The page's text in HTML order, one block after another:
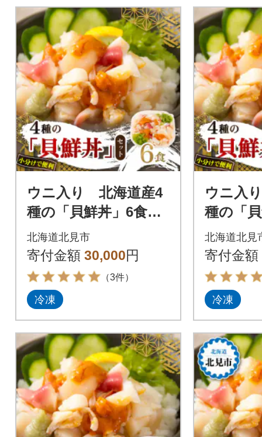
ウニ入り 北海道産4
種の「貝鮮丼」6食セ
ット【ホッキ貝、ツ
ブ貝、ホタテ、う
に】小分けで便利
北海道北見市
寄付金額 30,000円
（3件）
冷凍
ウニ入
種の「
ット【
ブ貝、
に】小
北海道北見
寄付金額
冷凍